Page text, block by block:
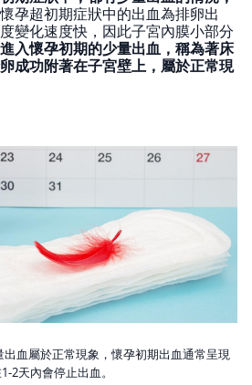
懷孕超初期症狀中的出血為排卵出
變化速度快，因此子宮內膜小部分
入懷孕初期的少量出血，稱為著床
成功附著在子宮壁上，屬於正常現
血屬於正常現象，懷孕初期出血通常呈現
2天內會停止出血。